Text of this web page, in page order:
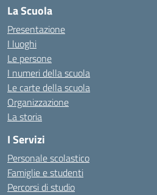
La Scuola
Presentazione
I luoghi
Le persone
I numeri della scuola
Le carte della scuola
Organizzazione
La storia
I Servizi
Personale scolastico
Famiglie e studenti
Percorsi di studio